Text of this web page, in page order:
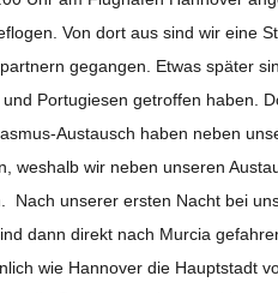
Von dort aus sind wir eine
gegan­gen. Etwas spä­ter
Por­tu­gie­sen getrof­fen haben.
Aus­­­tausch haben neben
wes­halb wir neben unse­ren
Nach unse­rer ers­ten Nacht bei
dann direkt nach Mur­cia
wie Han­no­ver die Haupt­stadt